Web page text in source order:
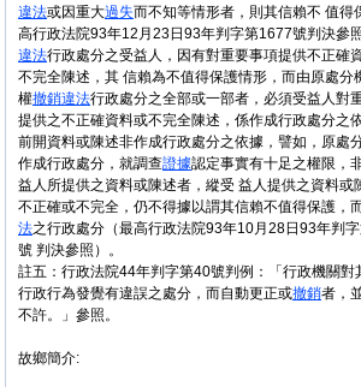
違法或因重大過失而不知等情形者，則其信賴不 值得
高行政法院93年12月23日93年判字第1677號判決參
違法行政處分之受益人，因有對重要事項提供不正確
不完全陳述，其 信賴為不值得保護情形，而由原處分
權撤銷違法行政處分之全部或一部者，必須受益人對
提供之不正確資料或不完全陳述，係作成行政處分之
前開資料或陳述非作成行政處分之依據，譬如，原處
作成行政處分，就調查證據認定事實有十足之權限，
益人所提供之資料或陳述者，縱受 益人提供之資料或
不正確或不完全，仍不得據以謂其信賴不值得保護，
法之行政處分（最高行政法院93年10月28日93年判
號 判決參照）。
註五：行政法院44年判字第40號判例：「行政機關對
行政行為發覺有違誤之處分，而自動更正或撤銷者，
不許。」參照。
故鄉簡介: